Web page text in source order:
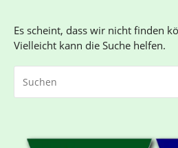
Es scheint, dass wir nicht finden
Vielleicht kann die Suche helfen.
NACH: